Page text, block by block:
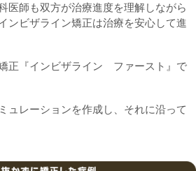
医師も双方が治療進度を理解しながら
ンビザライン矯正は治療を安心して進
正『インビザライン ファースト』で
ュレーションを作成し、それに沿って